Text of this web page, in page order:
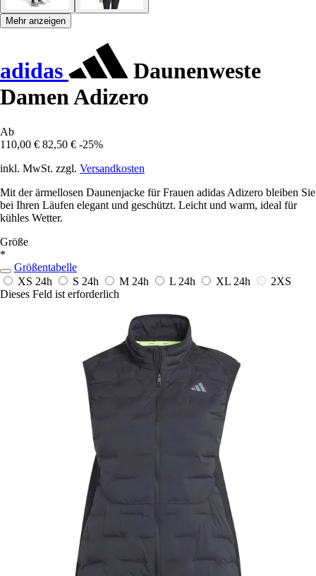
Mehr anzeigen
adidas
Daunenweste
Damen Adizero
Ab
110,00 € 82,50 € -25%
inkl. MwSt. zzgl. Versandkosten
Mit der ärmellosen Daunenjacke für Frauen adidas Adizero bleiben Sie
bei Ihren Läufen elegant und geschützt. Leicht und warm, ideal für
kühles Wetter.
Größe
*
Größentabelle
XS 24h S 24h M 24h L 24h XL 24h
2XS
Dieses Feld ist erforderlich